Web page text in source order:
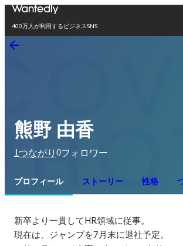
400万人が利用するビジネスSNS
熊野 由香
1つながり 0フォロワー
プロフィール ストーリー 性格
新卒より一貫してHR領域に従事。
現在は、ジャンプを7月末に退社予定。